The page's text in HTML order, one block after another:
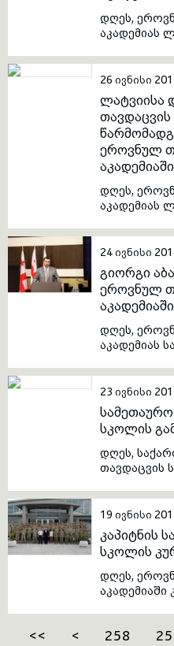
დღეს,
აკადემიას
ვეიონისი,
მინისტრის
მარიუს
მინისტრის
მიხეილ
ესტუმრნენ.
26 ივნისი
ლატვიისა
თავდაცვის
ეროვნულ
აკადემიაში
დღეს,
აკადემიას
ვეიონისი,
მინისტრის
მარიუს
მინისტრის
მიხეილ
ესტუმრნენ.
24 ივნისი
გიორგი
ეროვნულ
აკადემიაში
დღეს,
აკადემიას
ბატონი
ესტუმრა.
აკადემიის
სკოლის
წაუკითხა
23 ივნისი
სკოლის
დღეს,
თავდაცვის
სამეთაურო-
მესამე
მიძღვნილი
გაიმართა.
31
მოწვეულმა
წუთიერი
19 ივნისი
კაპიტნის
სკოლის
დღეს,
აკადემიაში
<< < 258